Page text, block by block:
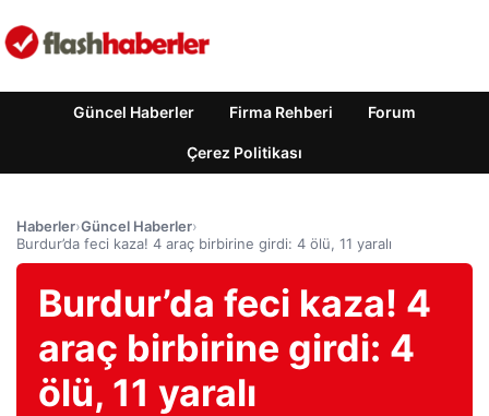
Güncel Haberler Firma Rehberi Forum
Çerez Politikası
Haberler›Güncel Haberler›
Burdur’da feci kaza! 4 araç birbirine girdi: 4 ölü, 11 yaralı
Burdur’da feci kaza! 4
araç birbirine girdi: 4
ölü, 11 yaralı